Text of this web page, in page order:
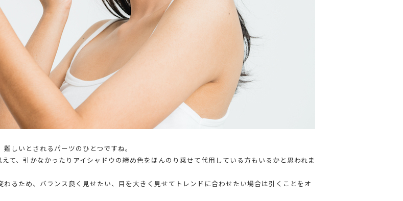
しいとされるパーツのひとつですね。
て、引かなかったりアイシャドウの締め色をほんのり乗せて代用している方もいるかと思われま
るため、バランス良く見せたい、目を大きく見せてトレンドに合わせたい場合は引くことをオ